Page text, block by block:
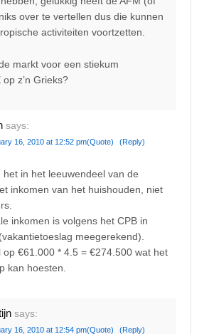
over te vertellen dus die kunnen
activiteiten voortzetten.
markt voor een stiekum
z’n Grieks?
says:
16, 2010 at 12:52 pm(Quote) (Reply)
het in het leeuwendeel van de
inkomen van het huishouden, niet
inkomen is volgens het CPB in
meegerekend).
op €61.000 * 4.5 = €274.500 wat het
kan hoesten.
says:
16, 2010 at 12:54 pm(Quote) (Reply)